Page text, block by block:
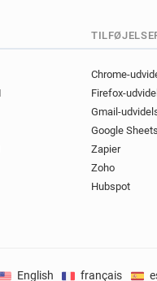
Chrome-
Firefox-
Gmail-
Google Sheets
Zapier
Zoho
Hubspot
English français